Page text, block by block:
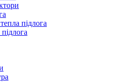
підлога